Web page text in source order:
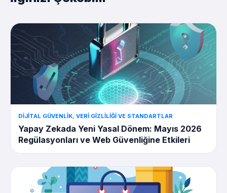
DIJITAL GÜVENLIK, VERI GIZLILIĞI VE STANDARTLAR
Yapay Zekada Yeni Yasal Dönem: Mayıs 2026
Regülasyonları ve Web Güvenliğine Etkileri